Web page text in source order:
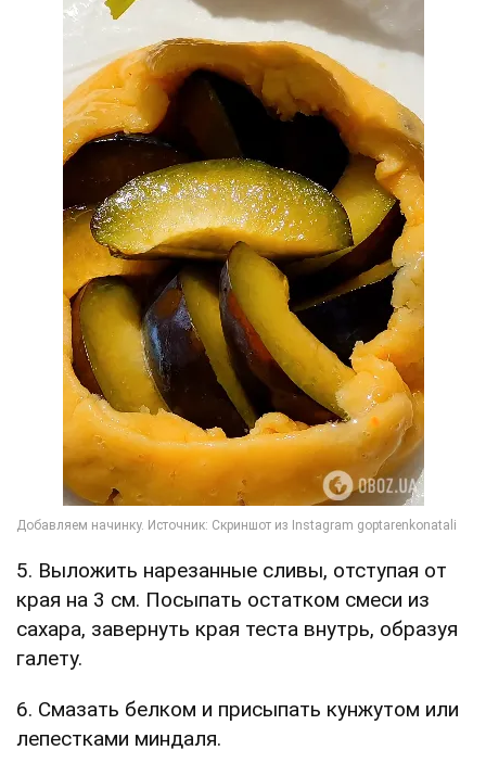
5. Выложить нарезанные сливы, отступая от
края на 3 см. Посыпать остатком смеси из
сахара, завернуть края теста внутрь, образуя
галету.
6. Смазать белком и присыпать кунжутом или
лепестками миндаля.